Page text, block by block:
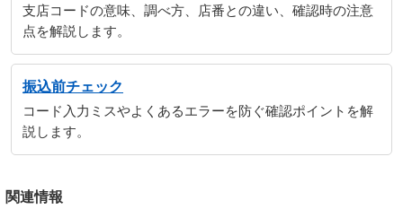
支店コードの意味、調べ方、店番との違い、確認時の注意
点を解説します。
振込前チェック
コード入力ミスやよくあるエラーを防ぐ確認ポイントを解
説します。
関連情報